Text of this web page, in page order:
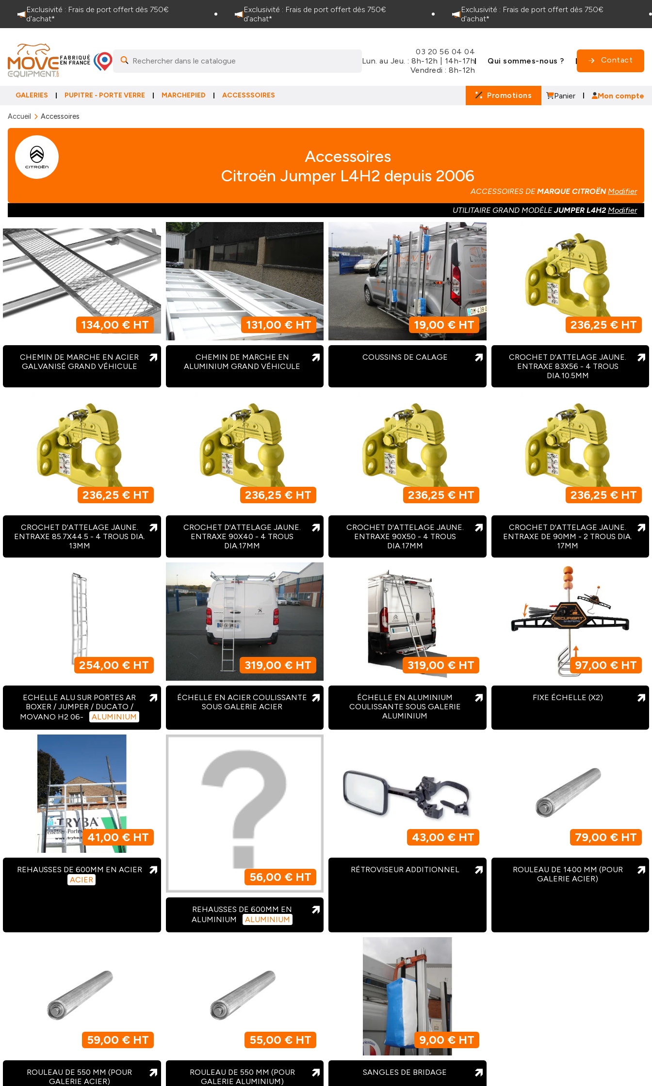
Exclusivité : Frais de port offert dès 750€
d'achat*
Exclusivité : Frais de port offert dès 750€
d'achat*
Exclusivité : Frais de port offert dès 750€
d'achat*
03 20 56 04 04
Lun. au Jeu. : 8h-12h | 14h-17h
Vendredi : 8h-12h
Qui sommes-nous ? Contact
GALERIES PUPITRE - PORTE VERRE MARCHEPIED ACCESSSOIRES Promotions Panier Mon compte
Accueil Accessoires
Accessoires
Citroën Jumper L4H2 depuis 2006
ACCESSOIRES DEMARQUE CITROËN Modifier
UTILITAIRE GRAND MODÈLEJUMPER L4H2 Modifier
134,00 € HT
CHEMIN DE MARCHE EN ACIER
GALVANISÉ GRAND VÉHICULE
131,00 € HT
CHEMIN DE MARCHE EN
ALUMINIUM GRAND VÉHICULE
19,00 € HT
COUSSINS DE CALAGE
236,25 € HT
CROCHET D'ATTELAGE JAUNE.
ENTRAXE 83X56 - 4 TROUS
DIA.10.5MM
236,25 € HT
CROCHET D'ATTELAGE JAUNE.
ENTRAXE 85.7X44.5 - 4 TROUS DIA.
13MM
236,25 € HT
CROCHET D'ATTELAGE JAUNE.
ENTRAXE 90X40 - 4 TROUS
DIA.17MM
236,25 € HT
CROCHET D'ATTELAGE JAUNE.
ENTRAXE 90X50 - 4 TROUS
DIA.17MM
236,25 € HT
CROCHET D'ATTELAGE JAUNE.
ENTRAXE DE 90MM - 2 TROUS DIA.
17MM
254,00 € HT
ECHELLE ALU SUR PORTES AR
BOXER / JUMPER / DUCATO /
MOVANO H2 06-
ALUMINIUM
319,00 € HT
ÉCHELLE EN ACIER COULISSANTE
SOUS GALERIE ACIER
319,00 € HT
ÉCHELLE EN ALUMINIUM
COULISSANTE SOUS GALERIE
ALUMINIUM
97,00 € HT
FIXE ÉCHELLE (X2)
41,00 € HT
REHAUSSES DE 600MM EN ACIER
ACIER
56,00 € HT
REHAUSSES DE 600MM EN
ALUMINIUM
ALUMINIUM
43,00 € HT
RÉTROVISEUR ADDITIONNEL
79,00 € HT
ROULEAU DE 1400 MM (POUR
GALERIE ACIER)
59,00 € HT
ROULEAU DE 550 MM (POUR
GALERIE ACIER)
55,00 € HT
ROULEAU DE 550 MM (POUR
GALERIE ALUMINIUM)
9,00 € HT
SANGLES DE BRIDAGE